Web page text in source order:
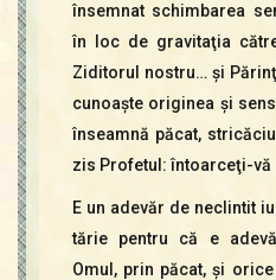
însemnat schimbarea
în loc de gravitaţia
Ziditorul nostru… şi
cunoaşte originea şi
înseamnă păcat,
zis Profetul: întoarceţi-vă
E un adevăr de neclintit
tărie pentru că e
Omul, prin păcat, şi